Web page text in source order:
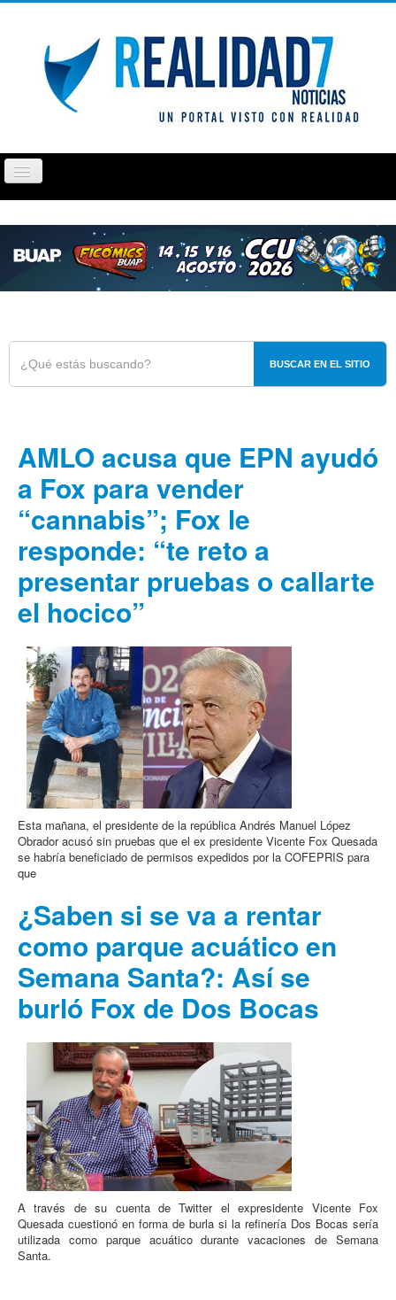
Cambiar
navegación
PUEBLA TLAXCALA OPINIÓN
BUSCAR EN EL SITIO
AMLO acusa que EPN ayudó
a Fox para vender
“cannabis”; Fox le
responde: “te reto a
presentar pruebas o callarte
el hocico”
Esta mañana, el presidente de la república Andrés Manuel López
Obrador acusó sin pruebas que el ex presidente Vicente Fox Quesada
se habría beneficiado de permisos expedidos por la COFEPRIS para
que
¿Saben si se va a rentar
como parque acuático en
Semana Santa?: Así se
burló Fox de Dos Bocas
A través de su cuenta de Twitter el expresidente Vicente Fox
Quesada cuestionó en forma de burla si la refinería Dos Bocas sería
utilizada como parque acuático durante vacaciones de Semana
Santa.